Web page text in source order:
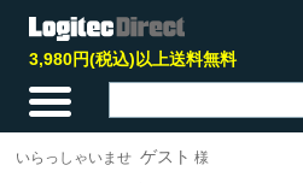
3,980円(税込)以上送料無料
いらっしゃいませ ゲスト 様